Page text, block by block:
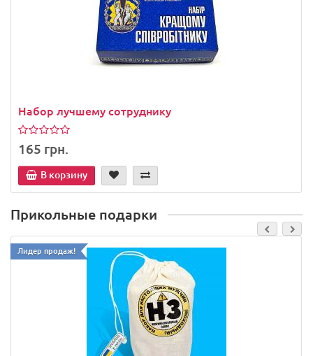
Набор лучшему сотруднику
165 грн.
В корзину
Прикольные подарки
Лидер продаж!